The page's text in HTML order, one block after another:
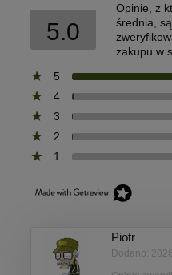
5.0
Opinie, z
średnia,
zakupu w
5
4
3
2
1
Piotr
Dodano: